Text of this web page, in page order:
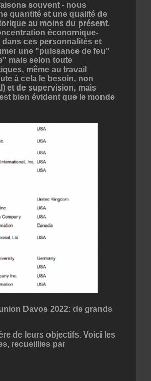
souvent - nous
quantité et une qualité de
au moins du présent.
économique-
ces personnalités et
une "puissance de feu"
mais selon toute
même au travail
à cela le besoin, non
et de supervision, mais
bien évident que le monde
Davos 2022: de grands
de leurs objectifs. Voici les
recueillies par